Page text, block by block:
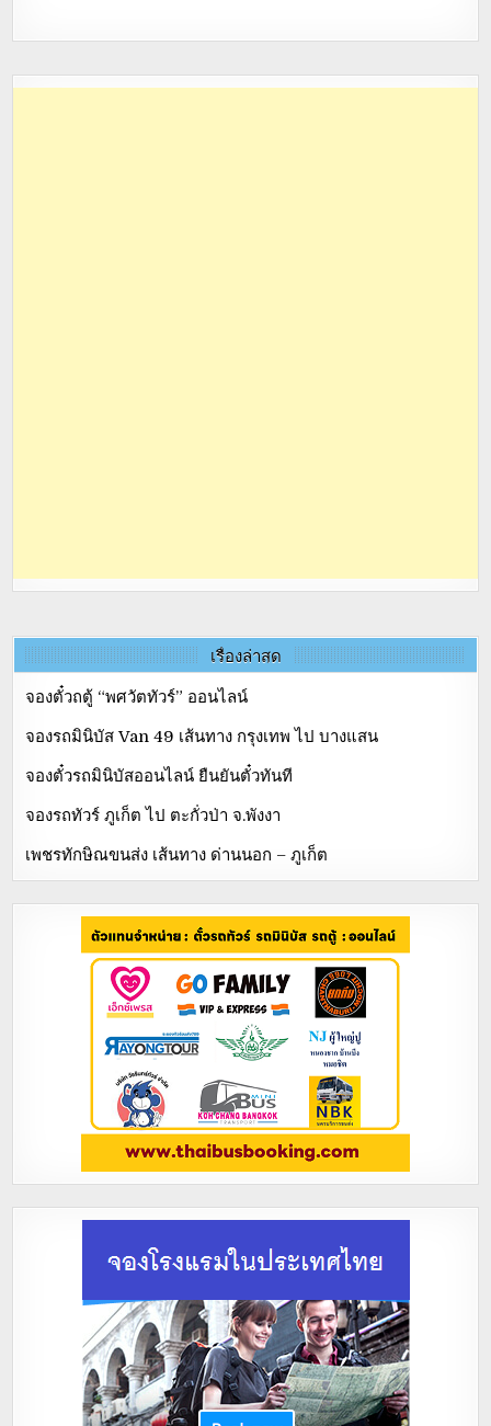
เรื่องล่าสุด
จองตั๋วถตู้ “พศวัตทัวร์” ออนไลน์
จองรถมินิบัส Van 49 เส้นทาง กรุงเทพ ไป บางแสน
จองตั๋วรถมินิบัสออนไลน์ ยืนยันตั๋วทันที
จองรถทัวร์ ภูเก็ต ไป ตะกั่วป่า จ.พังงา
เพชรทักษิณขนส่ง เส้นทาง ด่านนอก – ภูเก็ต